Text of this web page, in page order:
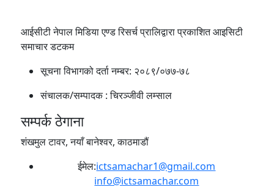
आईसीटी नेपाल मिडिया एण्ड रिसर्च प्रालिद्वारा प्रकाशित आइसिटी
समाचार डटकम
सूचना विभागको दर्ता नम्बर: २०८९/०७७-७८
संचालक/सम्पादक :चिरञ्जीवी लम्साल
सम्पर्क ठेगाना
शंखमुल टावर, नयाँ बानेश्वर, काठमाडौं
ईमेल:ictsamachar1@gmail.com
info@ictsamachar.com